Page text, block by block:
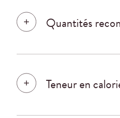
Quantités
Teneur en